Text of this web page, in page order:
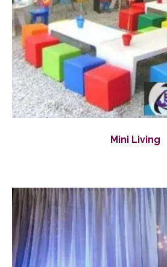
Mini Living